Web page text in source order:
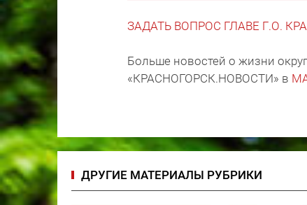
ЗАДАТЬ ВОПРОС ГЛАВЕ Г.О.
Больше новостей о жизни
«КРАСНОГОРСК.НОВОСТИ» в
ДРУГИЕ МАТЕРИАЛЫ РУБРИКИ